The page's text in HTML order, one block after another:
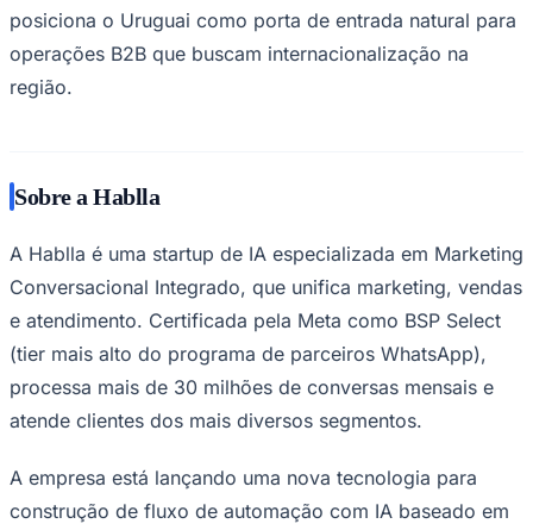
Flamengo
posiciona o Uruguai como porta de entrada natural para
operações B2B que buscam internacionalização na
região.
Sobre a Hablla
A Hablla é uma startup de IA especializada em Marketing
Conversacional Integrado, que unifica marketing, vendas
e atendimento. Certificada pela Meta como BSP Select
(tier mais alto do programa de parceiros WhatsApp),
processa mais de 30 milhões de conversas mensais e
atende clientes dos mais diversos segmentos.
A empresa está lançando uma nova tecnologia para
construção de fluxo de automação com IA baseado em